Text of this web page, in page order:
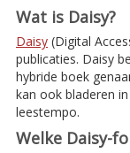
Wat is Daisy?
Daisy (Digital
publicaties. Daisy
hybride boek
kan ook bladeren
leestempo.
Welke Daisy-